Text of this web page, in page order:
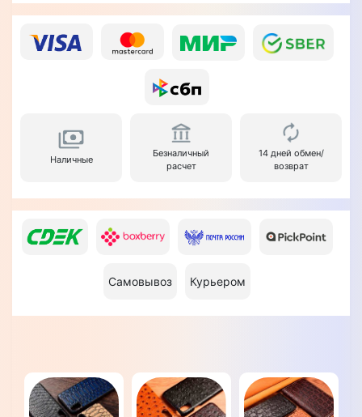
Наличные
Безналичный
расчет
14 дней обмен/
возврат
Самовывоз Курьером